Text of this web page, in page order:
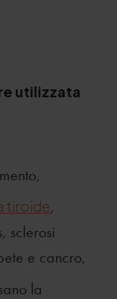
utilizzata
tiroide,
sclerosi
e cancro,
la